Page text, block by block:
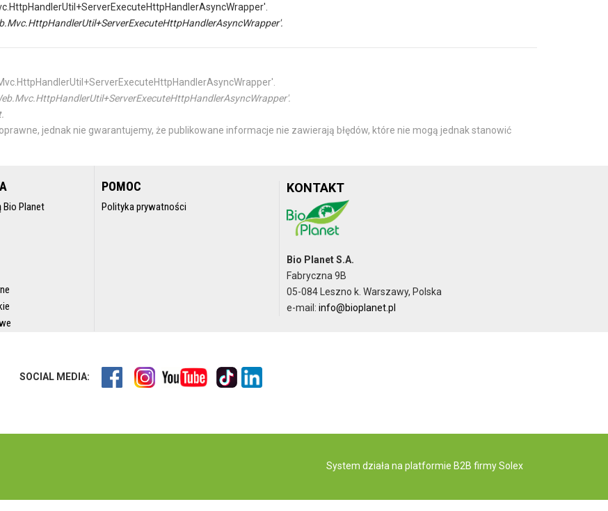
jednak nie gwarantujemy, że publikowane informacje nie zawierają błędów, które nie mogą jednak stanowić
Bio Planet
POMOC
Polityka prywatności
KONTAKT
Bio Planet S.A.
Fabryczna 9B
05-084 Leszno k. Warszawy, Polska
e-mail:info@bioplanet.pl
SOCIAL MEDIA:
System działa na platformie B2B firmy Solex